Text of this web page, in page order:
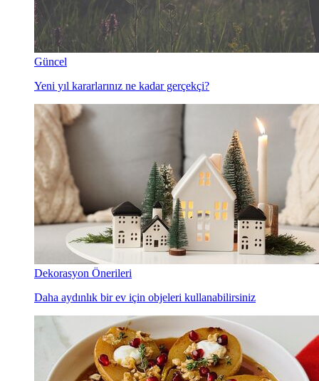
Güncel
Yeni yıl kararlarınız ne kadar gerçekçi?
Dekorasyon Önerileri
Daha aydınlık bir ev için objeleri kullanabilirsiniz